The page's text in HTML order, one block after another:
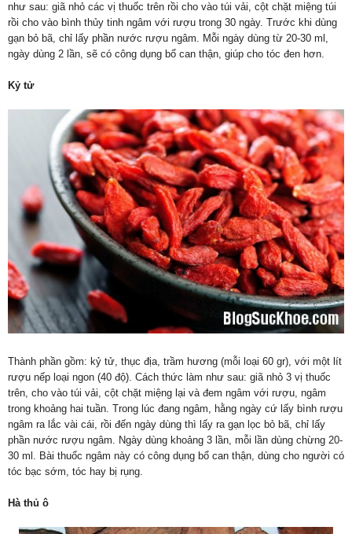
như sau: giã nhỏ các vị thuốc trên rồi cho vào túi vải, cột chặt miệng túi
rồi cho vào bình thủy tinh ngâm với rượu trong 30 ngày. Trước khi dùng
gạn bỏ bã, chỉ lấy phần nước rượu ngâm. Mỗi ngày dùng từ 20-30 ml,
ngày dùng 2 lần, sẽ có công dụng bổ can thận, giúp cho tóc đen hơn.
Kỷ tử
Thành phần gồm: kỷ tử, thục địa, trầm hương (mỗi loại 60 gr), với một lít
rượu nếp loại ngon (40 độ). Cách thức làm như sau: giã nhỏ 3 vị thuốc
trên, cho vào túi vải, cột chặt miệng lại và đem ngâm với rượu, ngâm
trong khoảng hai tuần. Trong lúc đang ngâm, hằng ngày cứ lấy bình rượu
ngâm ra lắc vài cái, rồi đến ngày dùng thì lấy ra gạn lọc bỏ bã, chỉ lấy
phần nước rượu ngâm. Ngày dùng khoảng 3 lần, mỗi lần dùng chừng 20-
30 ml. Bài thuốc ngâm này có công dụng bổ can thận, dùng cho người có
tóc bạc sớm, tóc hay bị rụng.
Hà thủ ô